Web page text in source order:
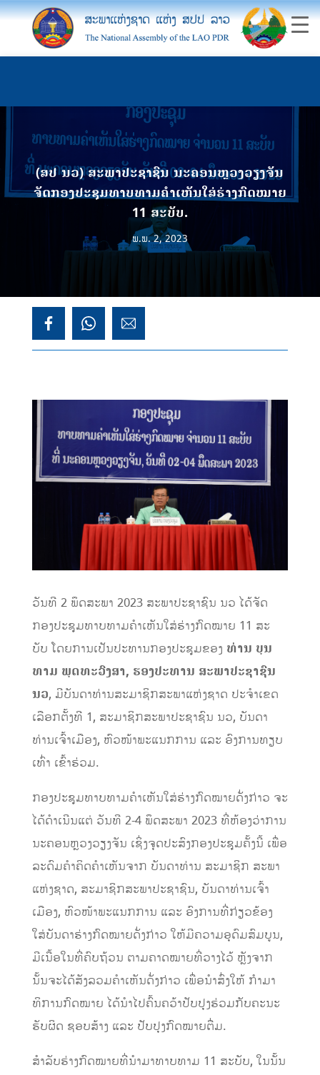
(ສປ ນວ) ສະພາປະຊາຊົນ ນະຄອນຫຼວງວຽງຈັນ
ຈັດກອງປະຊຸມທາບທາມຄໍາເຫັນໃສ່ຮ່າງກົດໝາຍ
11 ສະບັບ.
ພ.ພ. 2, 2023
ວັນ​ທີ 2 ພຶດ​ສະ​ພາ 2023 ສະພາປະຊາຊົນ ນວ ໄດ້ຈັດ
ກອງປະຊຸມທາບທາມຄໍາເຫັນໃສ່ຮ່າງກົດໝາຍ 11 ສະ
ບັບ ໂດຍການເປັນປະທານກອງປະຊຸມຂອງ ທ່ານ ບຸນ
ທາມ ພຸດທະວົງສາ, ຮອງປະທານ ສະພາປະຊາຊົນ
ນວ, ມີບັນດາທ່ານສະມາຊິກສະພາແຫ່ງຊາດ ປະຈໍາເຂດ
ເລືອກຕັ້ງທີ 1, ສະມາຊິກສະພາປະຊາຊົນ ນວ, ບັນດາ
ທ່ານເຈົ້າເມືອງ, ຫົວໜ້າພະແນກການ ແລະ ອົງການທຽບ
ເທົ່າ ເຂົ້າຮ່ວມ.
ກອງປະຊຸມທາບທາມຄໍາເຫັນໃສ່ຮ່າງກົດໝາຍດັ່ງກ່າວ ຈະ
ໄດ້ດຳເນີນແຕ່ ວັນທີ 2-4 ພຶດສະພາ 2023 ທີ່ຫ້ອງວ່າການ
ນະຄອນຫຼວງວຽງຈັນ ເຊິ່ງຈຸດປະສົງກອງປະຊຸມຄັ້ງນີ້ ເພື່ອ
ລະດົມຄໍາຄິດຄໍາເຫັນຈາກ ບັນດາທ່ານ ສະມາຊິກ ສະພາ
ແຫ່ງຊາດ, ສະມາຊິກສະພາປະຊາຊົນ, ບັນດາທ່ານເຈົ້າ
ເມືອງ, ຫົວໜ້າພະແນກການ ແລະ ອົງການທີ່ກ່ຽວຂ້ອງ
ໃສ່ບັນດາຮ່າງກົດໝາຍດັ່ງກ່າວ ໃຫ້ມີຄວາມອຸດົມສົມບູນ,
ມີເນື້ອໃນທີ່ຄົບຖ້ວນ ຕາມຄາດໝາຍທີ່ວາງໄວ້ ຫຼັງຈາກ
ນັ້ນຈະໄດ້ສັງລວມຄໍາເຫັນດັ່ງກ່າວ ເພື່ອນຳສົ່ງໃຫ້ ກໍາມາ
ທິການກົດໝາຍ ໄດ້ນໍາໄປຄົ້ນຄວ້າປັບປຸງຮ່ວມກັບຄະນະ
ຮັບຜິດ ຊອບສ້າງ ແລະ ປັບປຸງກົດໝາຍຕື່ມ.
ສໍາລັບຮ່າງກົດໝາຍທີ່ນໍາມາທາບທາມ 11 ສະບັບ, ໃນນັ້ນ